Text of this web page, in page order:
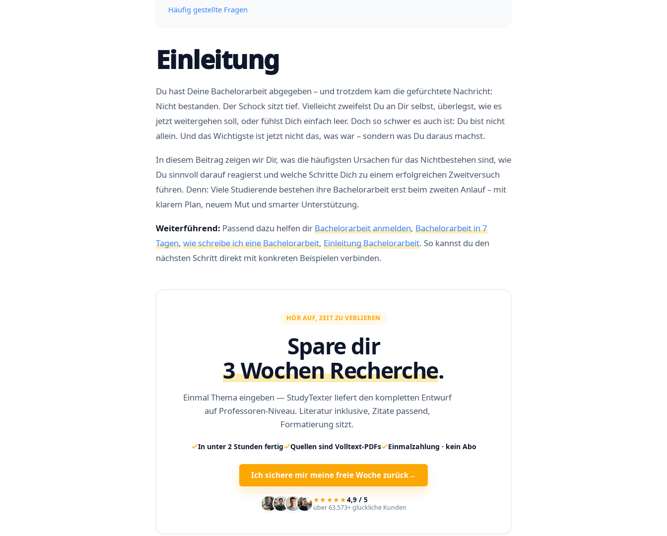
Häufig gestellte Fragen
Einleitung
Du hast Deine Bachelorarbeit abgegeben – und trotzdem kam die gefürchtete Nachricht:
Nicht bestanden. Der Schock sitzt tief. Vielleicht zweifelst Du an Dir selbst, überlegst, wie es
jetzt weitergehen soll, oder fühlst Dich einfach leer. Doch so schwer es auch ist: Du bist nicht
allein. Und das Wichtigste ist jetzt nicht das, was war – sondern was Du daraus machst.
In diesem Beitrag zeigen wir Dir, was die häufigsten Ursachen für das Nichtbestehen sind, wie
Du sinnvoll darauf reagierst und welche Schritte Dich zu einem erfolgreichen Zweitversuch
führen. Denn: Viele Studierende bestehen ihre Bachelorarbeit erst beim zweiten Anlauf – mit
klarem Plan, neuem Mut und smarter Unterstützung.
Weiterführend: Passend dazu helfen dirBachelorarbeit anmelden, Bachelorarbeit in 7
Tagen, wie schreibe ich eine Bachelorarbeit, Einleitung Bachelorarbeit. So kannst du den
nächsten Schritt direkt mit konkreten Beispielen verbinden.
HÖR AUF, ZEIT ZU VERLIEREN
Spare dir
3 Wochen Recherche.
Einmal Thema eingeben — StudyTexter liefert den kompletten Entwurf
auf Professoren-Niveau. Literatur inklusive, Zitate passend,
Formatierung sitzt.
In unter 2 Stunden fertig Quellen sind Volltext-PDFs Einmalzahlung · kein Abo
Ich sichere mir meine freie Woche zurück→
★★★★★4,9 / 5
über 63.573+ glückliche Kunden